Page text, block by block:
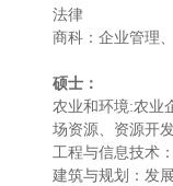
法律
商科：企业管理
硕士：
农业和环境:农业
场资源、资源开
工程与信息技术
建筑与规划：发